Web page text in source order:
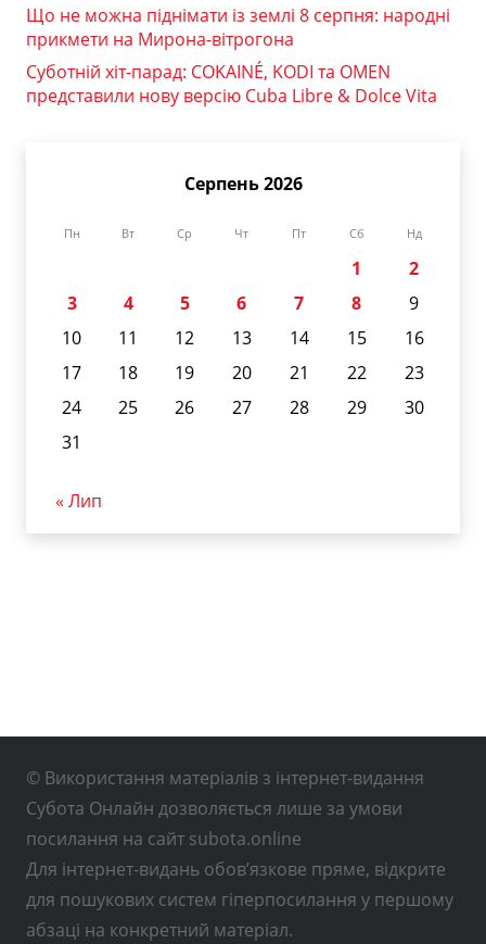
Що не можна піднімати із землі 8 серпня: народні
прикмети на Мирона-вітрогона
Суботній хіт-парад: COKAINÉ, KODI та OMEN
представили нову версію Cuba Libre & Dolce Vita
Серпень 2026
Пн Вт Ср Чт Пт Сб Нд
1
2
3
4 5 6 7 8
9
10
11 12 13 14 15
16
17
18 19 20 21 22
23
24
25 26 27 28 29
30
31
« Лип
© Використання матеріалів з інтернет-видання
Субота Онлайн дозволяється лише за умови
посилання на сайт subota.online
Для інтернет-видань обов’язкове пряме, відкрите
для пошукових систем гіперпосилання у першому
абзаці на конкретний матеріал.